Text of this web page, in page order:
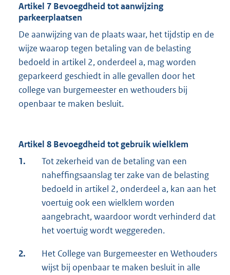
Artikel 7 Bevoegdheid tot aanwijzing
parkeerplaatsen
De aanwijzing van de plaats waar, het tijdstip en de
wijze waarop tegen betaling van de belasting
bedoeld in artikel 2, onderdeel a, mag worden
geparkeerd geschiedt in alle gevallen door het
college van burgemeester en wethouders bij
openbaar te maken besluit.
Artikel 8 Bevoegdheid tot gebruik wielklem
1.
Tot zekerheid van de betaling van een
naheffingsaanslag ter zake van de belasting
bedoeld in artikel 2, onderdeel a, kan aan het
voertuig ook een wielklem worden
aangebracht, waardoor wordt verhinderd dat
het voertuig wordt weggereden.
2.
Het College van Burgemeester en Wethouders
wijst bij openbaar te maken besluit in alle